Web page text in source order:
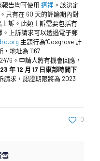
告均可使用 這裡 。該決定
只有在 60 天的評論期內對
訴。此類上訴需要包括有
。上訴請求可以透過電子郵
主題行為“Cosgrove 計
地址為 1167
。申請人將有機會回應，
年 12 月 17 日東部時間下
請求，認證期限將為 2023
0
雪